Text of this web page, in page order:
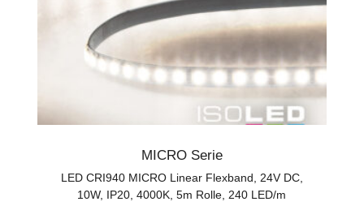
MICRO Serie
LED CRI940 MICRO Linear Flexband, 24V DC,
10W, IP20, 4000K, 5m Rolle, 240 LED/m